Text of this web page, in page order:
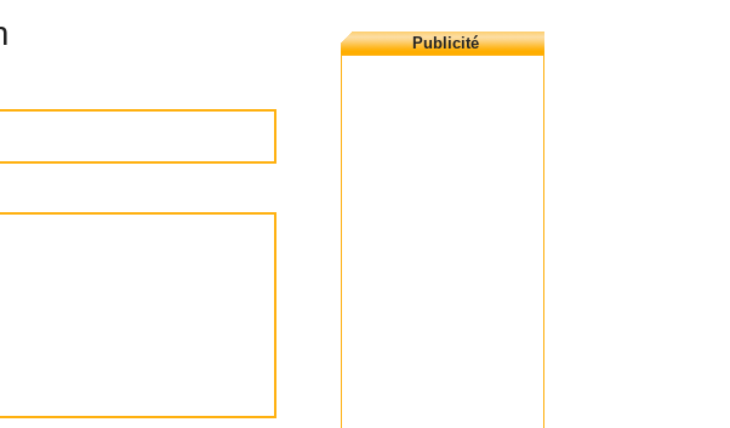
Publicité